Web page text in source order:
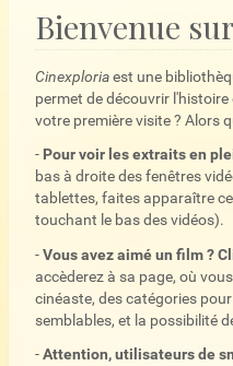
Bienvenue
Cinexploriaest une
permet de découvrir
votre première visite ? Alors
- Pour voir les extraits en
bas à droite des fenêtres
tablettes, faites apparaître
touchant le bas des vidéos).
-Vous avez aimé un film ?
accèderez à sa page, où
cinéaste, des catégories
semblables, et la possibilité
-Attention, utilisateurs de